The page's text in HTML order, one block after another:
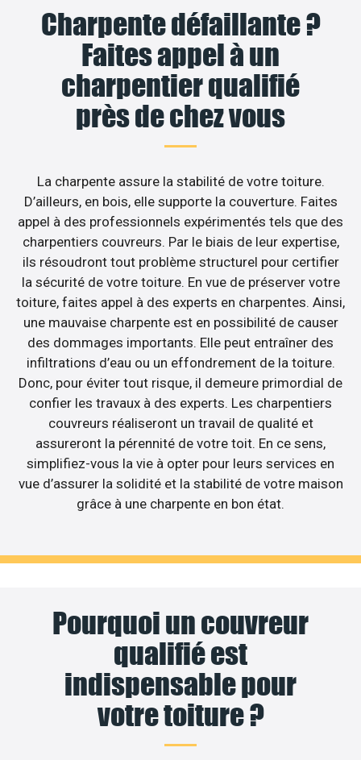
Charpente défaillante ?
Faites appel à un
charpentier qualifié
près de chez vous
La charpente assure la stabilité de votre toiture.
D’ailleurs, en bois, elle supporte la couverture. Faites
appel à des professionnels expérimentés tels que des
charpentiers couvreurs. Par le biais de leur expertise,
ils résoudront tout problème structurel pour certifier
la sécurité de votre toiture. En vue de préserver votre
toiture, faites appel à des experts en charpentes. Ainsi,
une mauvaise charpente est en possibilité de causer
des dommages importants. Elle peut entraîner des
infiltrations d’eau ou un effondrement de la toiture.
Donc, pour éviter tout risque, il demeure primordial de
confier les travaux à des experts. Les charpentiers
couvreurs réaliseront un travail de qualité et
assureront la pérennité de votre toit. En ce sens,
simplifiez-vous la vie à opter pour leurs services en
vue d’assurer la solidité et la stabilité de votre maison
grâce à une charpente en bon état.
Pourquoi un couvreur
qualifié est
indispensable pour
votre toiture ?